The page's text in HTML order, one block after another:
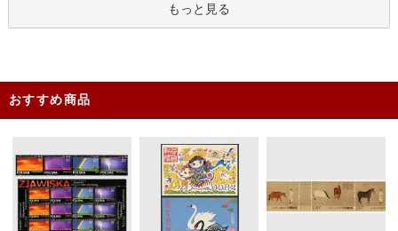
もっと見る
おすすめ商品